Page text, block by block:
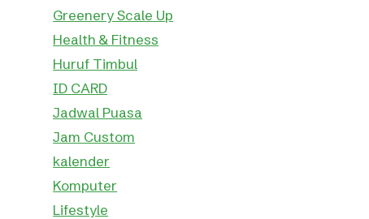
Greenery Scale Up
Health & Fitness
Huruf Timbul
ID CARD
Jadwal Puasa
Jam Custom
kalender
Komputer
Lifestyle